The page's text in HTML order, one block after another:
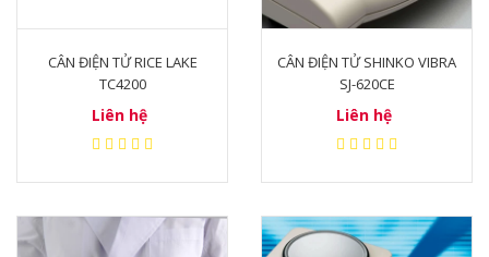
CÂN ĐIỆN TỬ RICE LAKE
TC4200
Liên hệ
CÂN ĐIỆN TỬ SHINKO VIBRA
SJ-620CE
Liên hệ